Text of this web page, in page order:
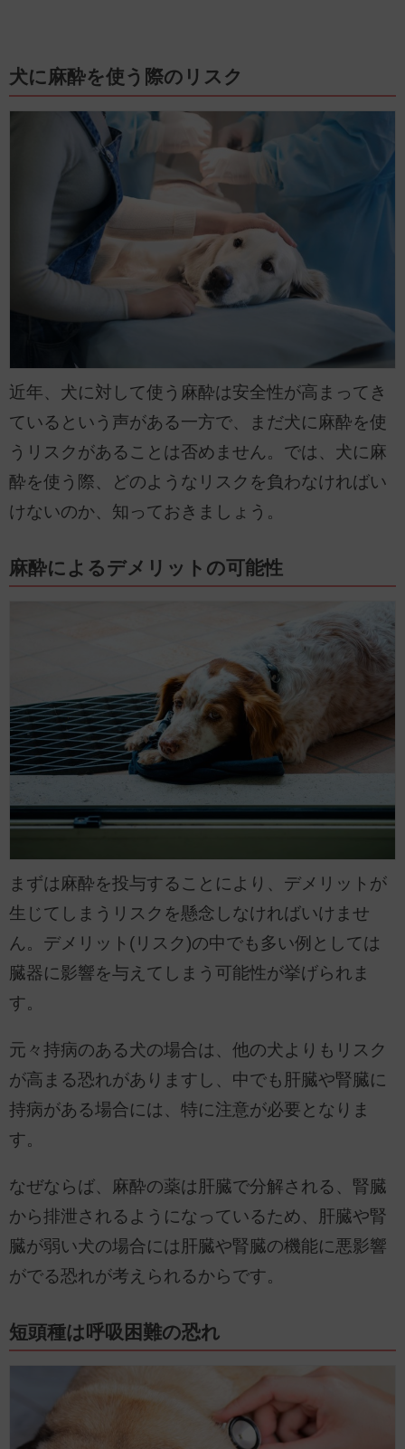
犬に麻酔を使う際のリスク
近年、犬に対して使う麻酔は安全性が高まってき
ているという声がある一方で、まだ犬に麻酔を使
うリスクがあることは否めません。では、犬に麻
酔を使う際、どのようなリスクを負わなければい
けないのか、知っておきましょう。
麻酔によるデメリットの可能性
まずは麻酔を投与することにより、デメリットが
生じてしまうリスクを懸念しなければいけませ
ん。デメリット(リスク)の中でも多い例としては
臓器に影響を与えてしまう可能性が挙げられま
す。
元々持病のある犬の場合は、他の犬よりもリスク
が高まる恐れがありますし、中でも肝臓や腎臓に
持病がある場合には、特に注意が必要となりま
す。
なぜならば、麻酔の薬は肝臓で分解される、腎臓
から排泄されるようになっているため、肝臓や腎
臓が弱い犬の場合には肝臓や腎臓の機能に悪影響
がでる恐れが考えられるからです。
短頭種は呼吸困難の恐れ